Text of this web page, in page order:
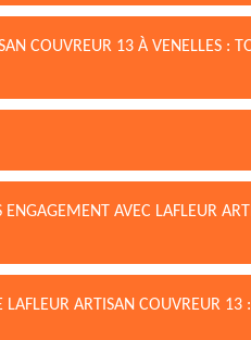
COUVREUR 13 À VENELLES :
AVEC LAFLEUR
ARTISAN COUVREUR 13